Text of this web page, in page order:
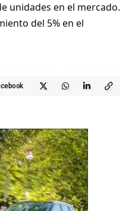
unidades en el mercado.
del 5% en el